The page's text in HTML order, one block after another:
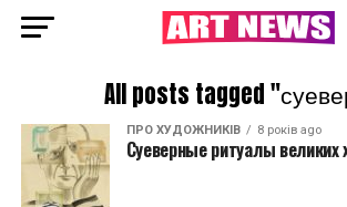
All posts tagged
ПРО ХУДОЖНИКІВ 8 років ago
Суеверные ритуалы великих